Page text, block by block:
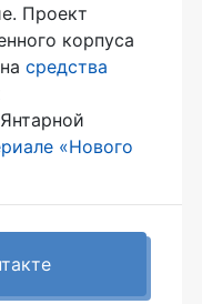
Проект
корпуса
средства
«Нового